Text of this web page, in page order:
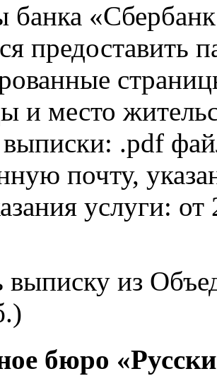
банка
предоставить
и место
.pdf
почту,
услуги: от
выписку из
бюро